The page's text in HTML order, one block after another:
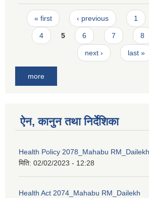
Pages
« first ‹ previous 1
4 5 6 7 8
next › last »
more
ऐन, कानुन तथा निर्देशिका
Health Policy 2078_Mahabu RM_Dailekh
मिति: 02/02/2023 - 12:28
Health Act 2074_Mahabu RM_Dailekh